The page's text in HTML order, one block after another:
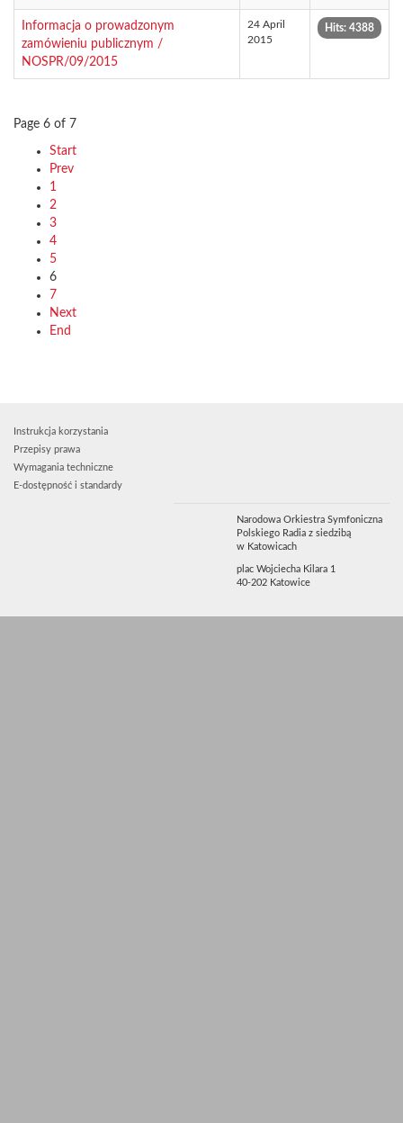
Informacja o prowadzonym
zamówieniu publicznym /
NOSPR/09/2015
24 April
2015
Hits: 4388
Page 6 of 7
Start
Prev
1
2
3
4
5
6
7
Next
End
Instrukcja korzystania
Przepisy prawa
Wymagania techniczne
E-dostępność i standardy
Narodowa Orkiestra Symfoniczna
Polskiego Radia z siedzibą
w Katowicach
plac Wojciecha Kilara 1
40-202 Katowice